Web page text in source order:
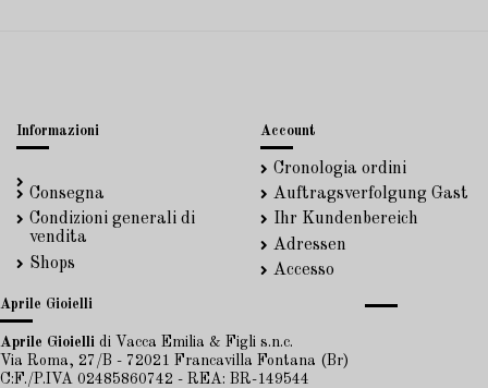
Informazioni
Consegna
Condizioni generali di
vendita
Shops
Account
Cronologia ordini
Auftragsverfolgung Gast
Ihr Kundenbereich
Adressen
Accesso
Aprile Gioielli
Aprile Gioielli di Vacca Emilia & Figli s.n.c.
Via Roma, 27/B - 72021 Francavilla Fontana (Br)
C:F./P.IVA 02485860742 - REA: BR-149544